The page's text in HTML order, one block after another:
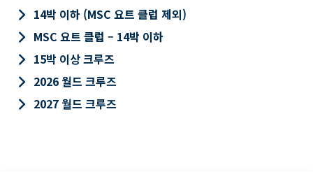
keyboard_arrow_right 14박 이하 (MSC 요트 클럽 제외)
keyboard_arrow_right MSC 요트 클럽 – 14박 이하
keyboard_arrow_right 15박 이상 크루즈
keyboard_arrow_right 2026 월드 크루즈
keyboard_arrow_right 2027 월드 크루즈